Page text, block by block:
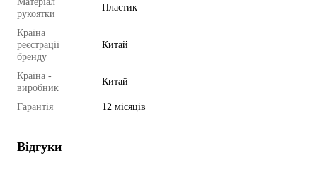
рукоятки
Пластик
Країна
реєстрації
бренду
Китай
Країна -
виробник
Китай
Гарантія 12 місяців
Відгуки